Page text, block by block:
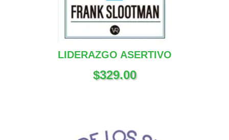
LIDERAZGO ASERTIVO
$329.00